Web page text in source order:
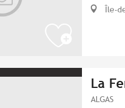
Île-
La
ALGAS